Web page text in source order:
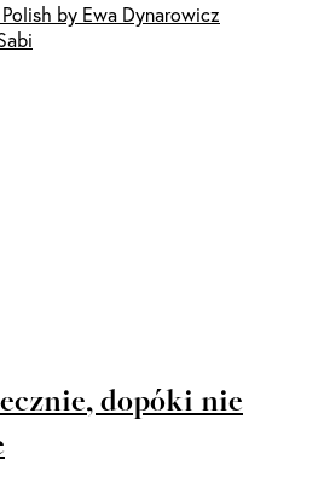
by Ewa Dynarowicz
dopóki nie